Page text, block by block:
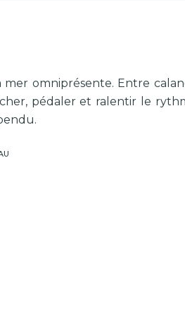
omniprésente. Entre
pédaler et ralentir le